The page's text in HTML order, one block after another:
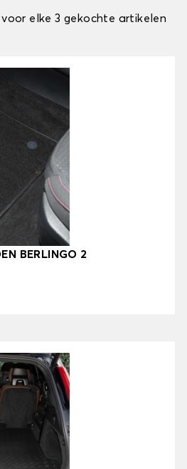
elke 3 gekochte artikelen
BERLINGO 2